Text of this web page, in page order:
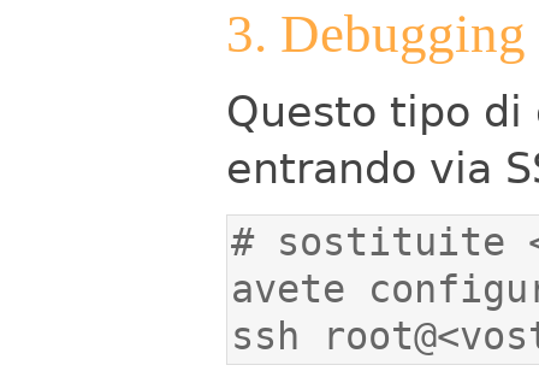
3. Debugging
Questo tipo di
entrando via
# sostituite
ssh